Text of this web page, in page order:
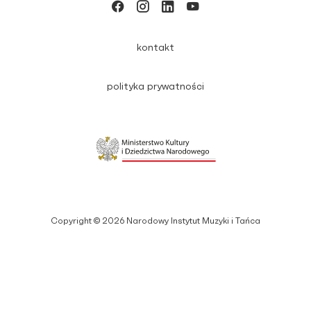
Copyright © 2026 Narodowy Instytut Muzyki i Tańca
kontakt
polityka prywatności